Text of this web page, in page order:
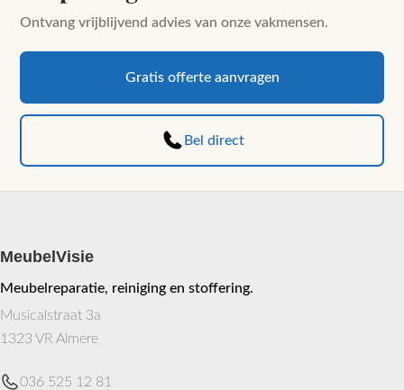
Ontvang vrijblijvend advies van onze vakmensen.
Gratis offerte aanvragen
Bel direct
MeubelVisie
Meubelreparatie, reiniging en stoffering.
Musicalstraat 3a
1323 VR Almere
036 525 12 81